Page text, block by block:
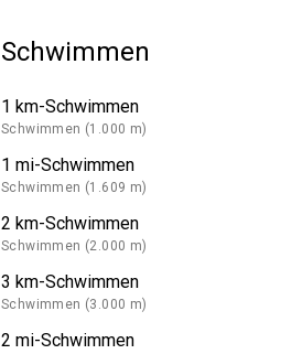
Schwimmen
1 km-Schwimmen
Schwimmen (1.000 m)
1 mi-Schwimmen
Schwimmen (1.609 m)
2 km-Schwimmen
Schwimmen (2.000 m)
3 km-Schwimmen
Schwimmen (3.000 m)
2 mi-Schwimmen